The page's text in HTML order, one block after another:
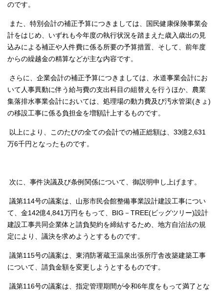
のです。
また、特別会計の補正予算につきましては、国民健康保険事業会
計をはじめ、いずれも今年度の執行状況を踏まえた歳入歳出の見
込みによる補正や人件費に係る所要の予算措置、そして、前年度
からの繰越金の精算などが主な内容です。
さらに、企業会計の補正予算につきましては、水道事業会計にお
いて人事異動に伴う給与費の支出科目の組替えを行うほか、農業
集落排水事業会計においては、処理場の動力費及び汚水管渠(きょ)
の移設工事に係る負担金を増額計上するものです。
以上により、このたびの全ての会計での補正総額は、33億2,631
万6千円となったものです。
次に、事件決議及び条例関係について、御説明申し上げます。
議第114号の議案は、山形市民会館整備事業設計建設工事につい
て、金142億4,841万円をもって、BIG－TREE(ビッグツリー)設計
建設工事共同企業体と請負契約を締結するため、地方自治法の規
定により、議決を求めようとするものです。
議第115号の議案は、東消防署蔵王温泉出張所庁舎改築建築工事
について、請負金額を変更しようとするものです。
議第116号の議案は、指定管理期間が令和6年度をもって満了とな